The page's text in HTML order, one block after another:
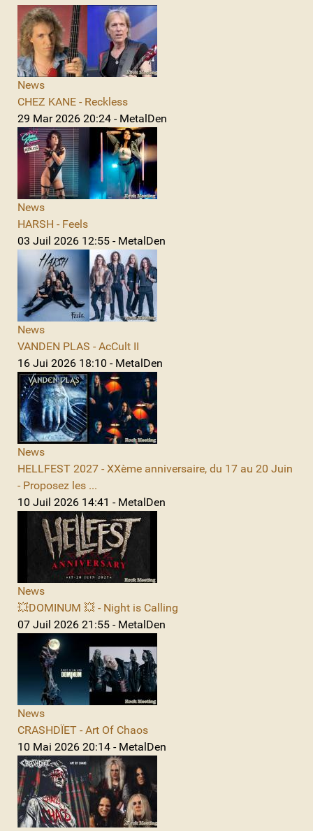
News
CHEZ KANE - Reckless
29 Mar 2026 20:24 - MetalDen
News
HARSH - Feels
03 Juil 2026 12:55 - MetalDen
News
VANDEN PLAS - AcCult II
16 Jui 2026 18:10 - MetalDen
News
HELLFEST 2027 - XXème anniversaire, du 17 au 20 Juin
- Proposez les ...
10 Juil 2026 14:41 - MetalDen
News
💥DOMINUM 💥 - Night is Calling
07 Juil 2026 21:55 - MetalDen
News
CRASHDÏET - Art Of Chaos
10 Mai 2026 20:14 - MetalDen